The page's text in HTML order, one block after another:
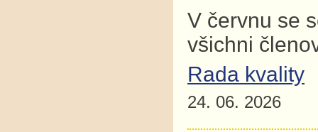
V červnu se
všichni
Rada kvality
24. 06. 2026